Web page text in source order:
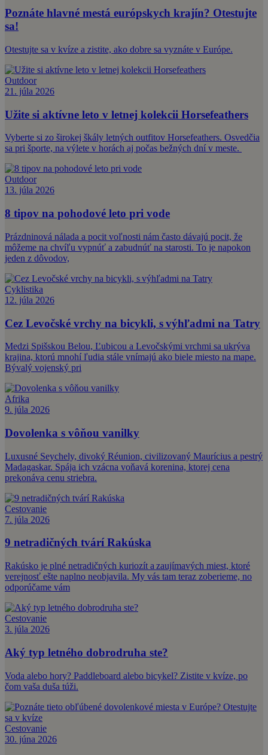
Poznáte hlavné mestá európskych krajín? Otestujte
sa!
Otestujte sa v kvíze a zistite, ako dobre sa vyznáte v Európe.
Outdoor
21. júla 2026
Užite si aktívne leto v letnej kolekcii Horsefeathers
Vyberte si zo širokej škály letných outfitov Horsefeathers. Osvedčia
sa pri športe, na výlete v horách aj počas bežných dní v meste.
Outdoor
13. júla 2026
8 tipov na pohodové leto pri vode
Prázdninová nálada a pocit voľnosti nám často dávajú pocit, že
môžeme na chvíľu vypnúť a zabudnúť na starosti. To je napokon
jeden z dôvodov,
Cyklistika
12. júla 2026
Cez Levočské vrchy na bicykli, s výhľadmi na Tatry
Medzi Spišskou Belou, Ľubicou a Levočskými vrchmi sa ukrýva
krajina, ktorú mnohí ľudia stále vnímajú ako biele miesto na mape.
Bývalý vojenský pri
Afrika
9. júla 2026
Dovolenka s vôňou vanilky
Luxusné Seychely, divoký Réunion, civilizovaný Maurícius a pestrý
Madagaskar. Spája ich vzácna voňavá korenina, ktorej cena
prekonáva cenu striebra.
Cestovanie
7. júla 2026
9 netradičných tvárí Rakúska
Rakúsko je plné netradičných kuriozít a zaujímavých miest, ktoré
verejnosť ešte naplno neobjavila. My vás tam teraz zoberieme, no
odporúčame vám
Cestovanie
3. júla 2026
Aký typ letného dobrodruha ste?
Voda alebo hory? Paddleboard alebo bicykel? Zistite v kvíze, po
čom vaša duša túži.
Cestovanie
30. júna 2026